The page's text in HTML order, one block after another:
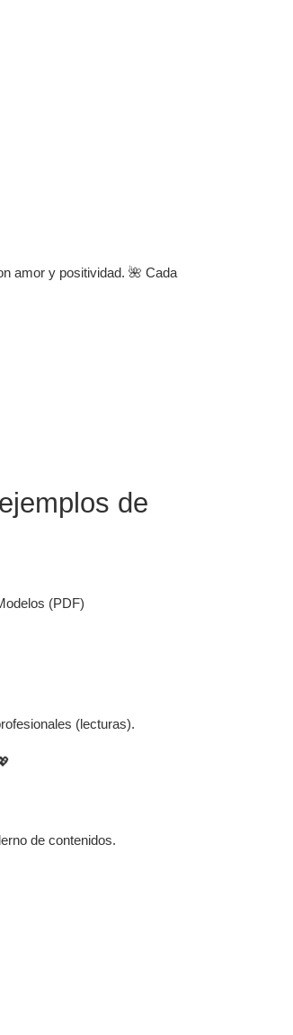
amor y positividad. 🌺 Cada
de
(PDF)
(lecturas).
de contenidos.